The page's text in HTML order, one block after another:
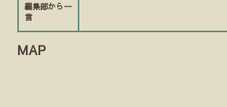
編集部から一
言
MAP